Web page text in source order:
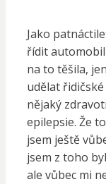
Jako
řídit
na to těšila,
udělat
nějaký
epilepsie. Že
jsem ještě
jsem z toho
ale vůbec mi